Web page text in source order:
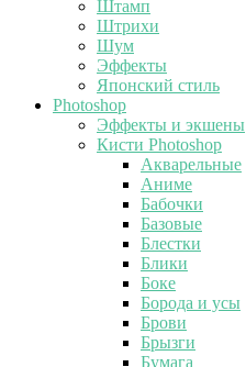
Штамп
Штрихи
Шум
Эффекты
Японский стиль
Photoshop
Эффекты и экшены
Кисти Photoshop
Акварельные
Аниме
Бабочки
Базовые
Блестки
Блики
Боке
Борода и усы
Брови
Брызги
Бумага